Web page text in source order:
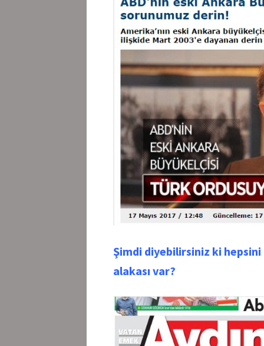
Şimdi diyebilirsiniz ki
alakası var?